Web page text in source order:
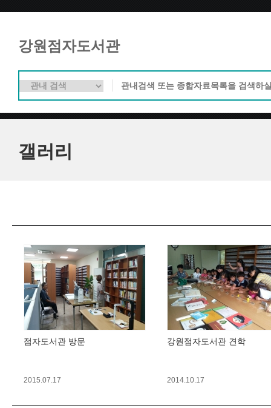
강원점자도서관
갤러리
점자도서관 방문
2015.07.17
강원점자도서관 견학
2014.10.17